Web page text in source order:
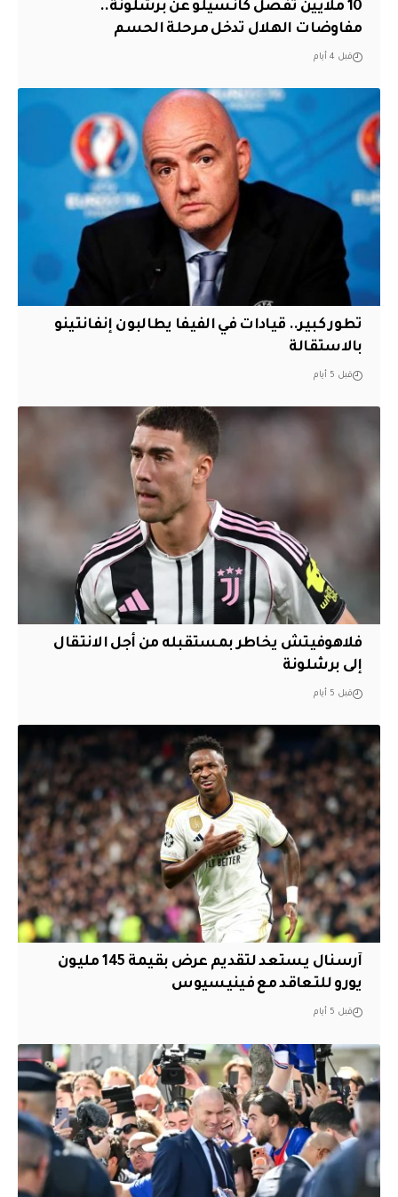
10 ملايين تفصل كانسيلو عن برشلونة..
مفاوضات الهلال تدخل مرحلة الحسم
قبل 4 أيام
تطور كبير.. قيادات في الفيفا يطالبون إنفانتينو
بالاستقالة
قبل 5 أيام
فلاهوفيتش يخاطر بمستقبله من أجل الانتقال
إلى برشلونة
قبل 5 أيام
آرسنال يستعد لتقديم عرض بقيمة 145 مليون
يورو للتعاقد مع فينيسيوس
قبل 5 أيام